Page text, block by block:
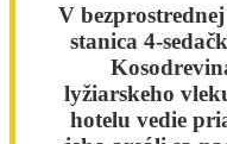
V
stanica 4-
lyžiarskeho
hotelu vedie